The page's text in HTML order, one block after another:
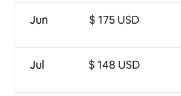
Jun
Jul
$ 175 USD
$ 148 USD